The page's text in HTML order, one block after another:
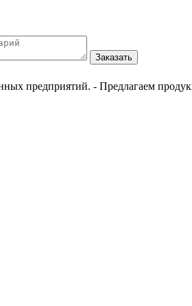
Заказать
предприятий. - Предлагаем